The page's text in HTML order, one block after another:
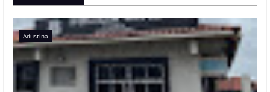
Adustina